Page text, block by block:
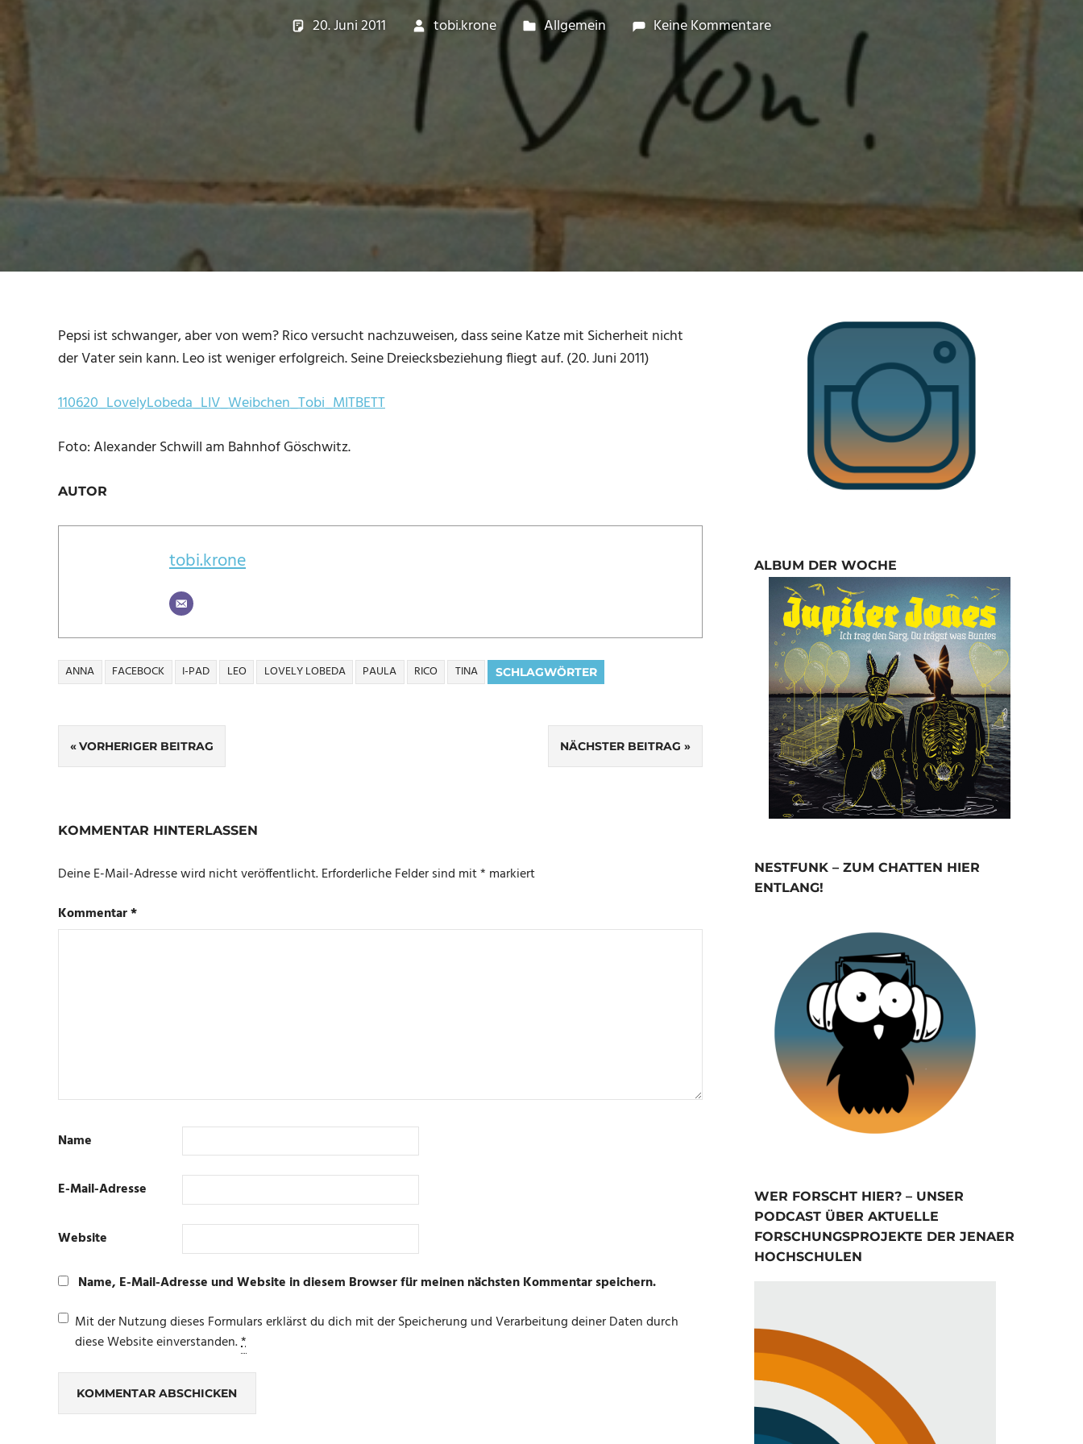
20. Juni 2011 tobi.krone Allgemein Keine Kommentare
Pepsi ist schwanger, aber von wem? Rico versucht nachzuweisen, dass seine Katze mit Sicherheit nicht
der Vater sein kann. Leo ist weniger erfolgreich. Seine Dreiecksbeziehung fliegt auf. (20. Juni 2011)
110620_LovelyLobeda_LIV_Weibchen_Tobi_MITBETT
Foto: Alexander Schwill am Bahnhof Göschwitz.
AUTOR
tobi.krone
SCHLAGWÖRTER
ANNA FACEBOCK I-PAD LEO LOVELY LOBEDA PAULA RICO TINA
Beitragsnavigation
VORHERIGER BEITRAG NÄCHSTER BEITRAG
KOMMENTAR HINTERLASSEN
Deine E-Mail-Adresse wird nicht veröffentlicht.Erforderliche Felder sind mit* markiert
Kommentar*
Name
E-Mail-Adresse
Website
Name, E-Mail-Adresse und Website in diesem Browser für meinen nächsten Kommentar speichern.
Mit der Nutzung dieses Formulars erklärst du dich mit der Speicherung und Verarbeitung deiner Daten durch
diese Website einverstanden.*
ALBUM DER WOCHE
NESTFUNK – ZUM CHATTEN HIER
ENTLANG!
WER FORSCHT HIER? – UNSER
PODCAST ÜBER AKTUELLE
FORSCHUNGSPROJEKTE DER JENAER
HOCHSCHULEN